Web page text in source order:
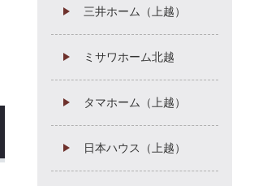
三井ホーム（上越）
ミサワホーム北越
タマホーム（上越）
日本ハウス（上越）